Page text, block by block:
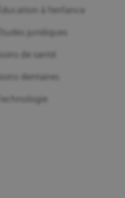
Éducation à l'enfance
Études juridiques
Soins de santé
Soins dentaires
Technologie